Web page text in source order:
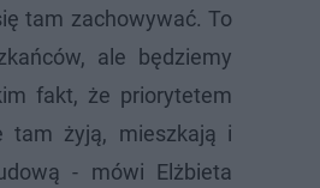
tam zachowywać. To
ale będziemy
fakt, że priorytetem
tam żyją, mieszkają i
- mówi Elżbieta